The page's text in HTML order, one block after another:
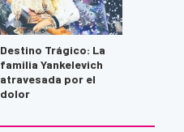
Destino Trágico: La
familia Yankelevich
atravesada por el
dolor